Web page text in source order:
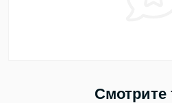
Смотрите